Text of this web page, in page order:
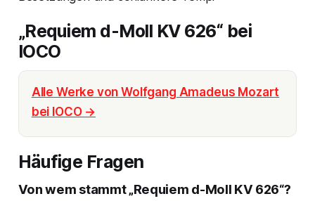
„Requiem d-Moll KV 626“ bei
IOCO
Alle Werke von Wolfgang Amadeus Mozart
bei IOCO →
Häufige Fragen
Von wem stammt „Requiem d-Moll KV 626“?